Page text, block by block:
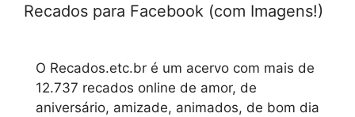
Recados para Facebook (com Imagens!)
O Recados.etc.br é um acervo com mais de
12.737 recados online de amor, de
aniversário, amizade, animados, de bom dia